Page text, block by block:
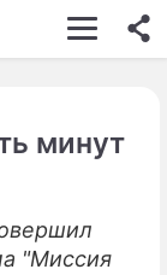
БИЗНЕС
минут
"Миссия